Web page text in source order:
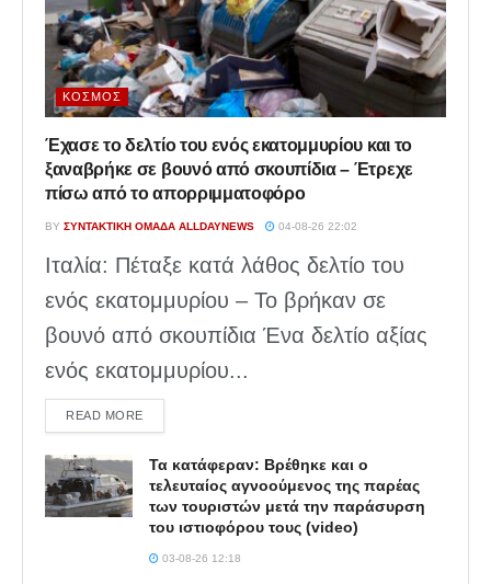
ΚΌΣΜΟΣ
Έχασε το δελτίο του ενός εκατομμυρίου και το
ξαναβρήκε σε βουνό από σκουπίδια – Έτρεχε
πίσω από το απορριμματοφόρο
BY ΣΥΝΤΑΚΤΙΚΉ ΟΜΆΔΑ ALLDAYNEWS 04-08-26 22:02
Ιταλία: Πέταξε κατά λάθος δελτίο του
ενός εκατομμυρίου – Το βρήκαν σε
βουνό από σκουπίδια Ένα δελτίο αξίας
ενός εκατομμυρίου...
READ MOREDETAILS
Τα κατάφεραν: Βρέθηκε και ο
τελευταίος αγνοούμενος της παρέας
των τουριστών μετά την παράσυρση
του ιστιοφόρου τους (video)
03-08-26 12:18